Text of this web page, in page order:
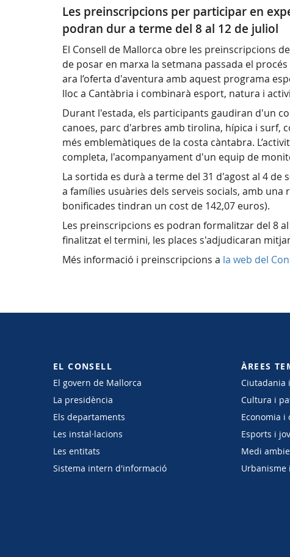
Les preinscripcions per participar en
podran dur a terme del 8 al 12 de juliol
El Consell de Mallorca obre les preinscripcions
de posar en marxa la setmana passada el
ara l’oferta d'aventura amb aquest programa
lloc a Cantàbria i combinarà esport, natura i
Durant l'estada, els participants gaudiran d'un
canoes, parc d'arbres amb tirolina, hípica i surf,
més emblemàtiques de la costa càntabra.
completa, l'acompanyament d'un equip de
La sortida es durà a terme del 31 d'agost al 4 de
a famílies usuàries dels serveis socials, amb
bonificades tindran un cost de 142,07 euros).
Les preinscripcions es podran formalitzar del 8
finalitzat el termini, les places s'adjudicaran
Més informació i preinscripcions a la web del
EL CONSELL
El govern de Mallorca
La presidència
Els departaments
Les instal·lacions
Les entitats
Sistema intern d'informació
ÀREES
Ciutadania
Cultura i
Economia i
Esports i
Medi